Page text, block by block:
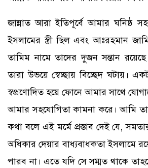
জান্নাত আরা ইতিপূর্বে আমার ঘনিষ্ঠ
ইসলামের স্ত্রী ছিল এবং আঃরহমান
তামিম নামে তাদের দুজন সন্তান
তারা উভয়ে স্বেচ্ছায় বিচ্ছেদ ঘটায়।
স্বপ্রণোদিত হয়ে ফোনে আমার সাথে
আমার সহযোগিতা কামনা করে। আমি
কথা বলে এই মর্মে প্রস্তাব দেই যে, সমতার
অধিকার দেয়ার বাধ্যবাধকতা ইসলামে
পারব না। এতে যদি সে সম্মত থাকে